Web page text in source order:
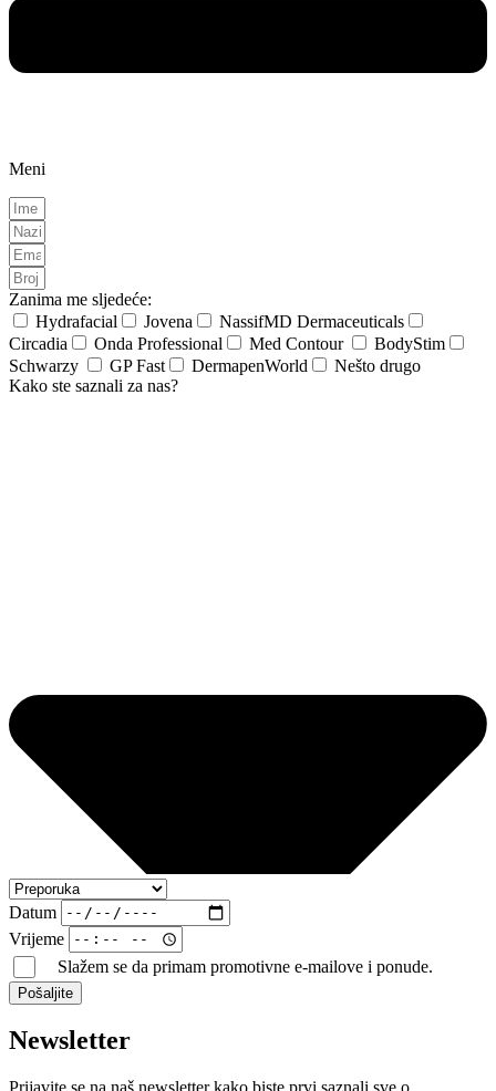
Meni
Zanima me sljedeće:
Hydrafacial
Jovena
NassifMD Dermaceuticals
Circadia
Onda Professional Med Contour
BodyStim
Schwarzy
GP Fast DermapenWorld
Nešto drugo
Kako ste saznali za nas?
Datum
Vrijeme
Slažem se da primam promotivne e-mailove i ponude.
Pošaljite
Newsletter